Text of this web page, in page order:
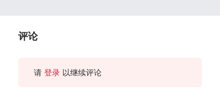
评论
请 登录 以继续评论